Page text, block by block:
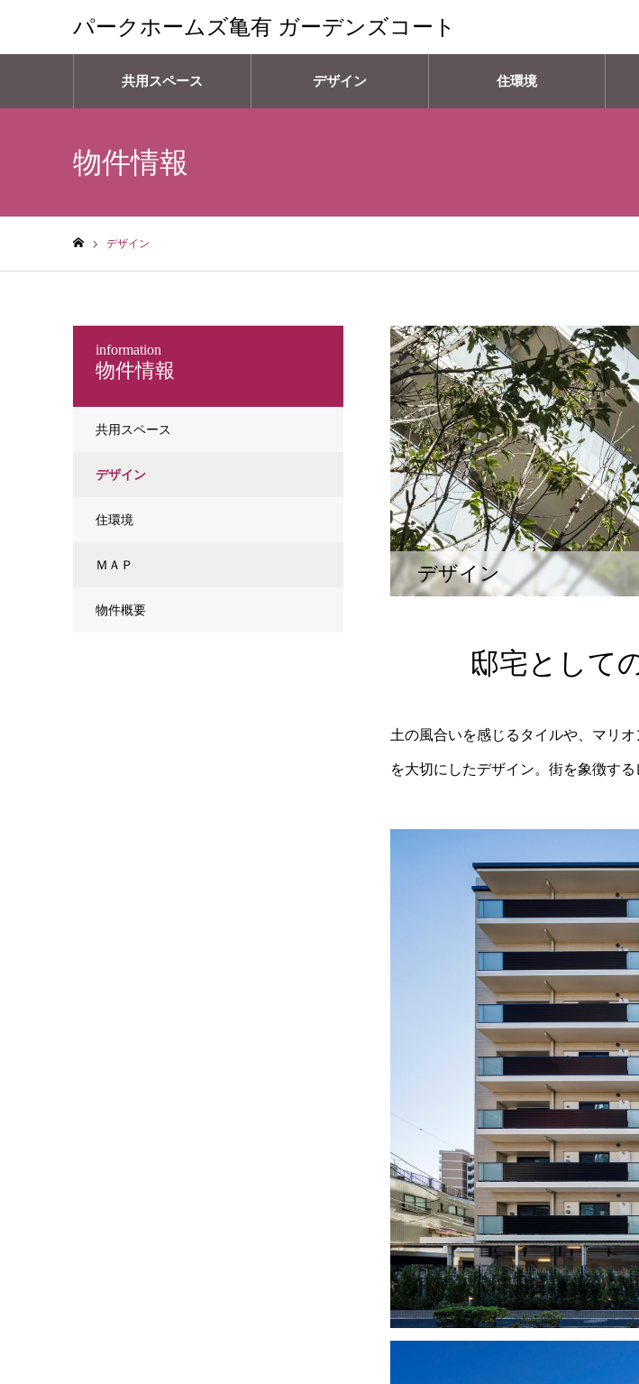
パークホームズ亀有 ガーデンズコート
共用スペース デザイン 住環境
物件情報
デザイン
デザイン
邸宅として
土の風合いを感じるタイルや、マリ
を大切にしたデザイン。街を象徴す
物件情報
information
共用スペース
デザイン
住環境
ＭＡＰ
物件概要